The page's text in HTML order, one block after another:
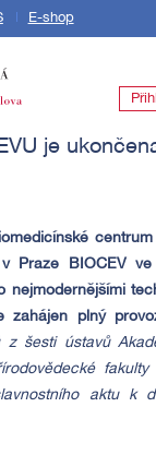
E-shop
je
Praze BIOCEV
nejmodernějšími
zahájen plný
z šesti ústavů
fakulty
aktu k